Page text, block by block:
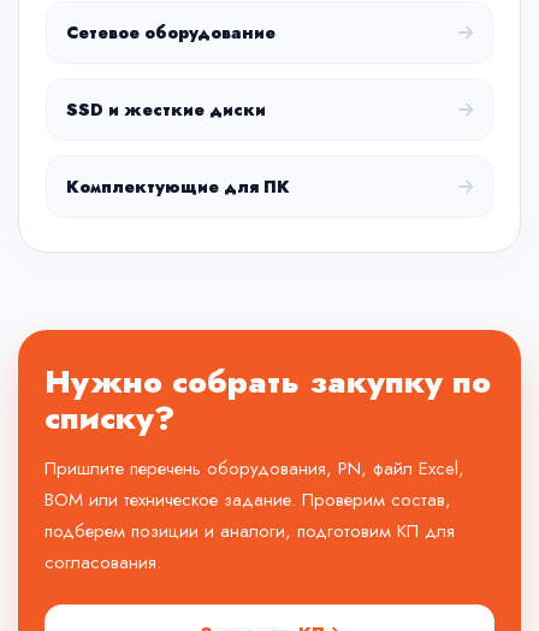
Сетевое оборудование
SSD и жесткие диски
Комплектующие для ПК
Нужно собрать закупку по
списку?
Пришлите перечень оборудования, PN, файл Excel,
BOM или техническое задание. Проверим состав,
подберем позиции и аналоги, подготовим КП для
согласования.